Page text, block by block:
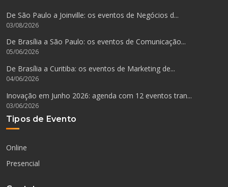
De São Paulo a Joinville: os eventos de Negócios d...
03/08/2026
De Brasília a São Paulo: os eventos de Comunicação...
05/06/2026
De Brasília a Curitiba: os eventos de Marketing de...
04/06/2026
Inovação em Junho 2026: agenda com 12 eventos tran...
03/06/2026
Tipos de Evento
Online
Presencial